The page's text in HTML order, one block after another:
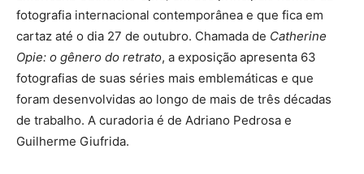
fotografia internacional contemporânea e que fica em
cartaz até o dia 27 de outubro. Chamada de Catherine
Opie: o gênero do retrato, a exposição apresenta 63
fotografias de suas séries mais emblemáticas e que
foram desenvolvidas ao longo de mais de três décadas
de trabalho. A curadoria é de Adriano Pedrosa e
Guilherme Giufrida.